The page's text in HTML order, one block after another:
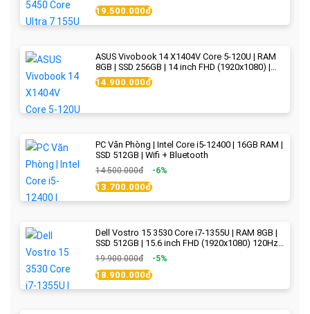
19.500.000đ
ASUS Vivobook 14 X1404V Core 5-120U | RAM
8GB | SSD 256GB | 14 inch FHD (1920x1080) |
Quiet Blue - New Fullbox
14.900.000đ
PC Văn Phòng | Intel Core i5-12400 | 16GB RAM |
SSD 512GB | Wifi + Bluetooth
14.500.000đ -6%
13.700.000đ
Dell Vostro 15 3530 Core i7-1355U | RAM 8GB |
SSD 512GB | 15.6 inch FHD (1920x1080) 120Hz
WVA | Black | New Fullbox
19.900.000đ -5%
18.900.000đ